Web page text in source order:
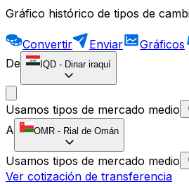
Gráfico histórico de tipos de
Convertir Enviar Gráficos
De
IQD - Dinar iraquí
Usamos tipos de mercado medio
A
OMR - Rial de Omán
Usamos tipos de mercado medio
Ver cotización de transferencia